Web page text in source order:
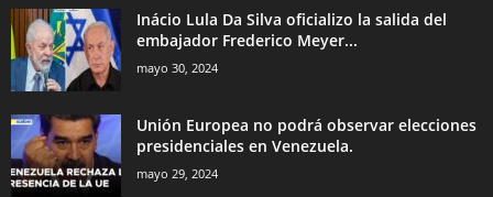
Inácio Lula Da Silva oficializo la salida del
embajador Frederico Meyer...
mayo 30, 2024
Unión Europea no podrá observar elecciones
presidenciales en Venezuela.
mayo 29, 2024